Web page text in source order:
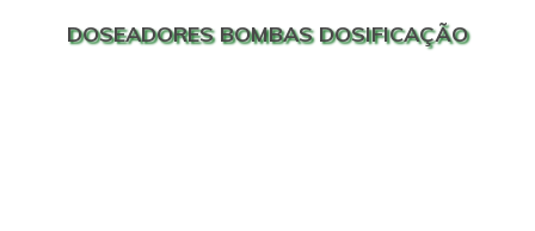
DOSEADORES BOMBAS DOSIFICAÇÃO